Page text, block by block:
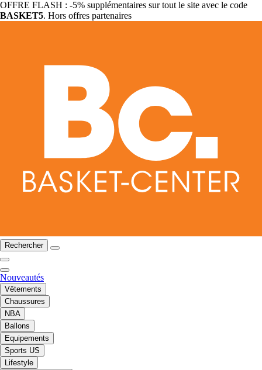
OFFRE FLASH : -5% supplémentaires sur tout le site avec le code
BASKET5. Hors offres partenaires
Rechercher
Nouveautés
Vêtements
Chaussures
NBA
Ballons
Equipements
Sports US
Lifestyle